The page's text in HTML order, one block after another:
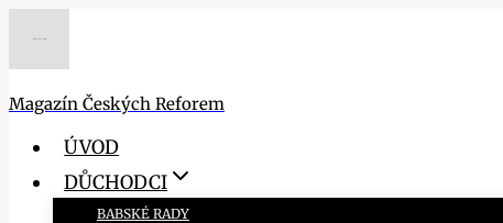
Magazín Českých Reforem
ÚVOD
DŮCHODCI
BABSKÉ RADY